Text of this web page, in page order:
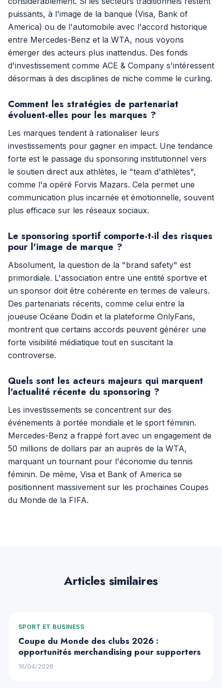
puissants, à l'image de la banque (Visa, Bank of
America) ou de l'automobile avec l'accord historique
entre Mercedes-Benz et la WTA, nous voyons
émerger des acteurs plus inattendus. Des fonds
d'investissement comme ACE & Company s'intéressent
désormais à des disciplines de niche comme le curling.
Comment les stratégies de partenariat
évoluent-elles pour les marques ?
Les marques tendent à rationaliser leurs
investissements pour gagner en impact. Une tendance
forte est le passage du sponsoring institutionnel vers
le soutien direct aux athlètes, le "team d'athlètes",
comme l'a opéré Forvis Mazars. Cela permet une
communication plus incarnée et émotionnelle, souvent
plus efficace sur les réseaux sociaux.
Le sponsoring sportif comporte-t-il des risques
pour l'image de marque ?
Absolument, la question de la "brand safety" est
primordiale. L'association entre une entité sportive et
un sponsor doit être cohérente en termes de valeurs.
Des partenariats récents, comme celui entre la
joueuse Océane Dodin et la plateforme OnlyFans,
montrent que certains accords peuvent générer une
forte visibilité médiatique tout en suscitant la
controverse.
Quels sont les acteurs majeurs qui marquent
l'actualité récente du sponsoring ?
Les investissements se concentrent sur des
événements à portée mondiale et le sport féminin.
Mercedes-Benz a frappé fort avec un engagement de
50 millions de dollars par an auprès de la WTA,
marquant un tournant pour l'économie du tennis
féminin. De même, Visa et Bank of America se
positionnent massivement sur les prochaines Coupes
du Monde de la FIFA.
Articles similaires
SPORT ET BUSINESS
Coupe du Monde des clubs 2026 :
opportunités merchandising pour supporters
16/04/2026